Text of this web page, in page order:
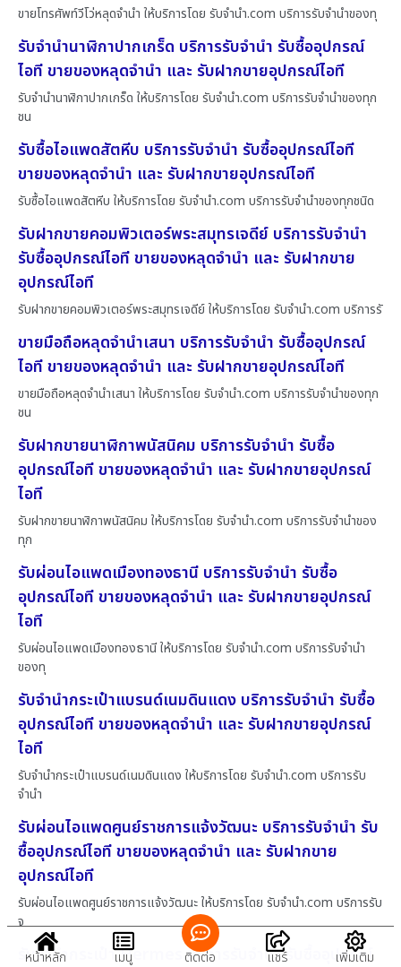
ขายโทรศัพท์วีโว่หลุดจำนำ ให้บริการโดย รับจํานํา.com บริการรับจำนำของทุ
รับจำนำนาฬิกาปากเกร็ด บริการรับจำนำ รับซื้ออุปกรณ์
ไอที ขายของหลุดจำนำ และ รับฝากขายอุปกรณ์ไอที
รับจำนำนาฬิกาปากเกร็ด ให้บริการโดย รับจํานํา.com บริการรับจำนำของทุก
ชน
รับซื้อไอแพดสัตหีบ บริการรับจำนำ รับซื้ออุปกรณ์ไอที
ขายของหลุดจำนำ และ รับฝากขายอุปกรณ์ไอที
รับซื้อไอแพดสัตหีบ ให้บริการโดย รับจํานํา.com บริการรับจำนำของทุกชนิด
รับฝากขายคอมพิวเตอร์พระสมุทรเจดีย์ บริการรับจำนำ
รับซื้ออุปกรณ์ไอที ขายของหลุดจำนำ และ รับฝากขาย
อุปกรณ์ไอที
รับฝากขายคอมพิวเตอร์พระสมุทรเจดีย์ ให้บริการโดย รับจํานํา.com บริการรั
ขายมือถือหลุดจำนำเสนา บริการรับจำนำ รับซื้ออุปกรณ์
ไอที ขายของหลุดจำนำ และ รับฝากขายอุปกรณ์ไอที
ขายมือถือหลุดจำนำเสนา ให้บริการโดย รับจํานํา.com บริการรับจำนำของทุก
ชน
รับฝากขายนาฬิกาพนัสนิคม บริการรับจำนำ รับซื้อ
อุปกรณ์ไอที ขายของหลุดจำนำ และ รับฝากขายอุปกรณ์
ไอที
รับฝากขายนาฬิกาพนัสนิคม ให้บริการโดย รับจํานํา.com บริการรับจำนำของ
ทุก
รับผ่อนไอแพดเมืองทองธานี บริการรับจำนำ รับซื้อ
อุปกรณ์ไอที ขายของหลุดจำนำ และ รับฝากขายอุปกรณ์
ไอที
รับผ่อนไอแพดเมืองทองธานี ให้บริการโดย รับจํานํา.com บริการรับจำนำ
ของทุ
รับจำนำกระเป๋าแบรนด์เนมดินแดง บริการรับจำนำ รับซื้อ
อุปกรณ์ไอที ขายของหลุดจำนำ และ รับฝากขายอุปกรณ์
ไอที
รับจำนำกระเป๋าแบรนด์เนมดินแดง ให้บริการโดย รับจํานํา.com บริการรับ
จำนำ
รับผ่อนไอแพดศูนย์ราชการแจ้งวัฒนะ บริการรับจำนำ รับ
ซื้ออุปกรณ์ไอที ขายของหลุดจำนำ และ รับฝากขาย
อุปกรณ์ไอที
รับผ่อนไอแพดศูนย์ราชการแจ้งวัฒนะ ให้บริการโดย รับจํานํา.com บริการรับ
จ
รับจำนำกระเป๋า Hermes บริการรับจำนำ รับซื้ออุปกรณ์
หน้าหลัก เมนู ติดต่อ แชร์ เพิ่มเติม